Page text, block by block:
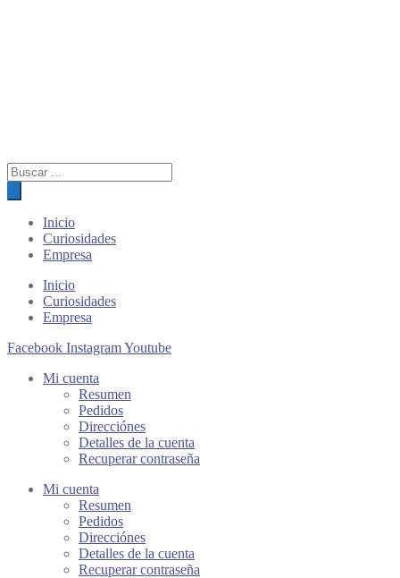
Búsqueda
de
productos
Inicio
Curiosidades
Empresa
Inicio
Curiosidades
Empresa
Facebook InstagramYoutube
Mi cuenta
Resumen
Pedidos
Direcciónes
Detalles de la cuenta
Recuperar contraseña
Mi cuenta
Resumen
Pedidos
Direcciónes
Detalles de la cuenta
Recuperar contraseña